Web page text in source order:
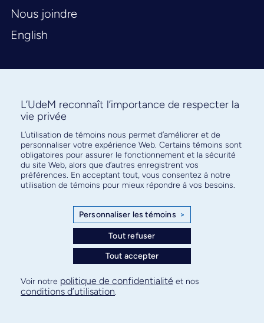
Nous joindre
English
Abonnez-vous à notre infolettre
pour connaître l’actualité facultaire
Plan de site
Confidentialité
L’UdeM reconnaît l’importance de respecter la
vie privée
L’utilisation de témoins nous permet d’améliorer et de
personnaliser votre expérience Web. Certains témoins sont
obligatoires pour assurer le fonctionnement et la sécurité
du site Web, alors que d’autres enregistrent vos
préférences. En acceptant tout, vous consentez à notre
utilisation de témoins pour mieux répondre à vos besoins.
Personnaliser les témoins >
Tout refuser
Tout accepter
Voir notre politique de confidentialité et nos
conditions d’utilisation.